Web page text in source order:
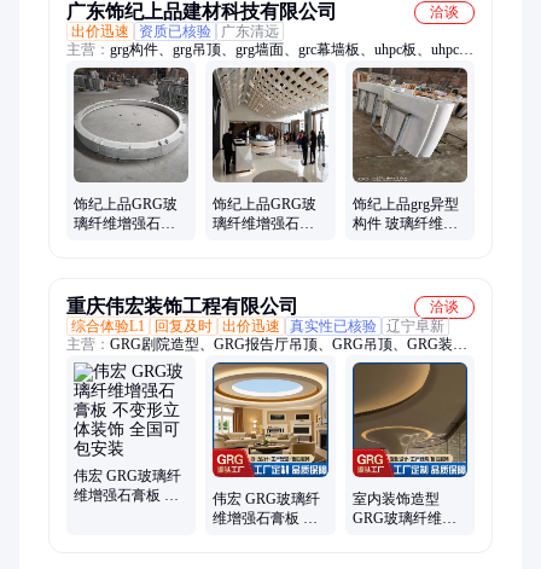
广东饰纪上品建材科技有限公司
洽谈
出价迅速
资质已核验
广东清远
主营： grg构件、grg吊顶、grg墙面、grc幕墙板、uhpc板、uhpc镂
空板、uhpc幕墙板、grg高强石膏、GRC清水混凝板、grc构件、
grc材料、grc树池坐凳、grc线条、uhpc构件、uhpc树池坐凳、grg
材料、uhpc超高性能混凝土构件、发泡陶瓷构件、发泡陶瓷厂
家、UHPC厂家、发泡陶瓷线条、GRG厂家、GRC厂家、透光混
凝土坐凳
饰纪上品GRG玻
璃纤维增强石膏
饰纪上品GRG玻
璃纤维增强石膏
饰纪上品grg异型
构件 玻璃纤维增
重庆伟宏装饰工程有限公司
洽谈
综合体验L1
回复及时 出价迅速 真实性已核验 辽宁阜新
主营： GRG剧院造型、GRG报告厅吊顶、GRG吊顶、GRG装饰
柱、GRG墙面造型、GRG浮雕、GRG定制、GRC、GRG成品检
修口、透光坐凳
伟宏 GRG玻璃纤
维增强石膏板 不
伟宏 GRG玻璃纤
维增强石膏板 不
室内装饰造型
GRG玻璃纤维增